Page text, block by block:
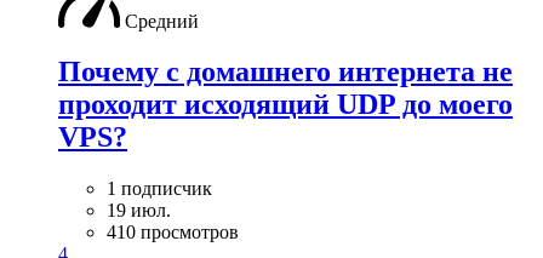
Средний
Почему с домашнего интернета не
проходит исходящий UDP до моего
VPS?
1 подписчик
19 июл.
410 просмотров